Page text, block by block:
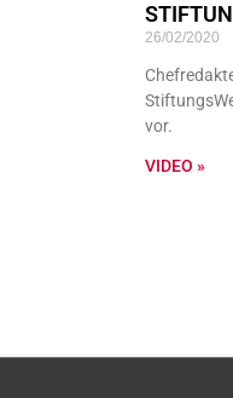
26/02/2020
vor.
VIDEO »